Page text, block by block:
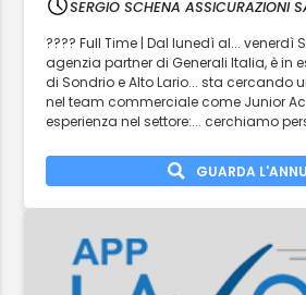
SERGIO SCHENA ASSICURAZIONI
???? Full Time | Dal lunedì al... venerdì
agenzia partner di Generali Italia, è in
di Sondrio e Alto Lario... sta cercando
nel team commerciale come Junior
esperienza nel settore:... cerchiamo
GUARDA